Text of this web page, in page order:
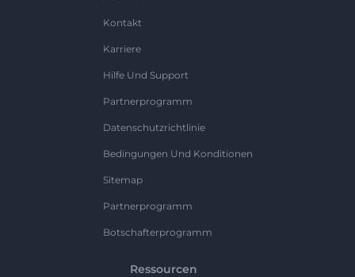
Kontakt
Karriere
Hilfe Und Support
Partnerprogramm
Datenschutzrichtlinie
Bedingungen Und Konditionen
Sitemap
Partnerprogramm
Botschafterprogramm
Ressourcen